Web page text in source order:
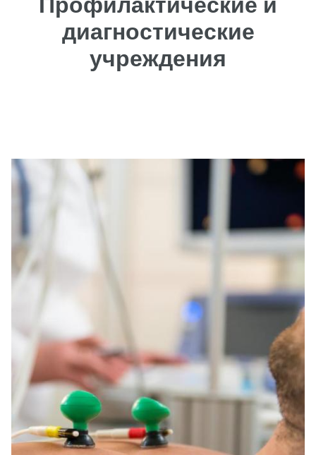
Профилактические и
диагностические
учреждения